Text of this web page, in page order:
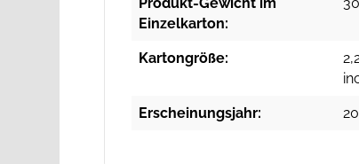
Einzelkarton:
Kartongröße:
Erscheinungsjahr: